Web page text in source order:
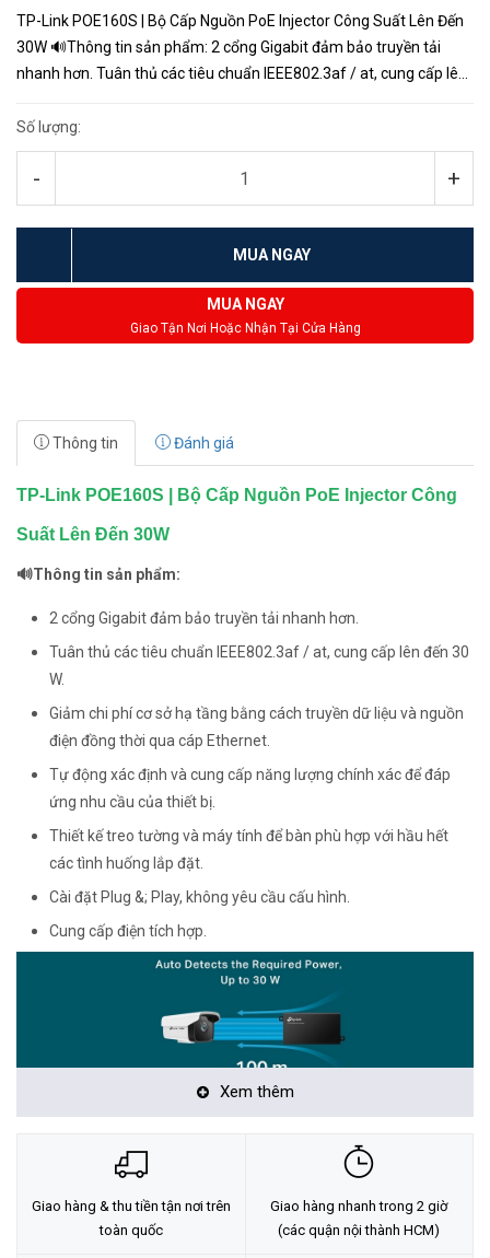
TP-Link POE160S | Bộ Cấp Nguồn PoE Injector Công Suất Lên Đến
30W 🔊Thông tin sản phẩm: 2 cổng Gigabit đảm bảo truyền tải
nhanh hơn. Tuân thủ các tiêu chuẩn IEEE802.3af / at, cung cấp lên
Số lượng:
- +
MUA NGAY
MUA NGAY
Giao Tận Nơi Hoặc Nhận Tại Cửa Hàng
Thông tin Đánh giá
TP-Link POE160S | Bộ Cấp Nguồn PoE Injector Công
Suất Lên Đến 30W
🔊Thông tin sản phẩm:
2 cổng Gigabit đảm bảo truyền tải nhanh hơn.
Tuân thủ các tiêu chuẩn IEEE802.3af / at, cung cấp lên đến 30
W.
Giảm chi phí cơ sở hạ tầng bằng cách truyền dữ liệu và nguồn
điện đồng thời qua cáp Ethernet.
Tự động xác định và cung cấp năng lượng chính xác để đáp
ứng nhu cầu của thiết bị.
Thiết kế treo tường và máy tính để bàn phù hợp với hầu hết
các tình huống lắp đặt.
Cài đặt Plug &; Play, không yêu cầu cấu hình.
Cung cấp điện tích hợp.
<Hotline: (028)7300.2021 - VoHoang.vn>
Xem thêm
Giao hàng & thu tiền tận nơi trên
toàn quốc
Giao hàng nhanh trong 2 giờ
(các quận nội thành HCM)